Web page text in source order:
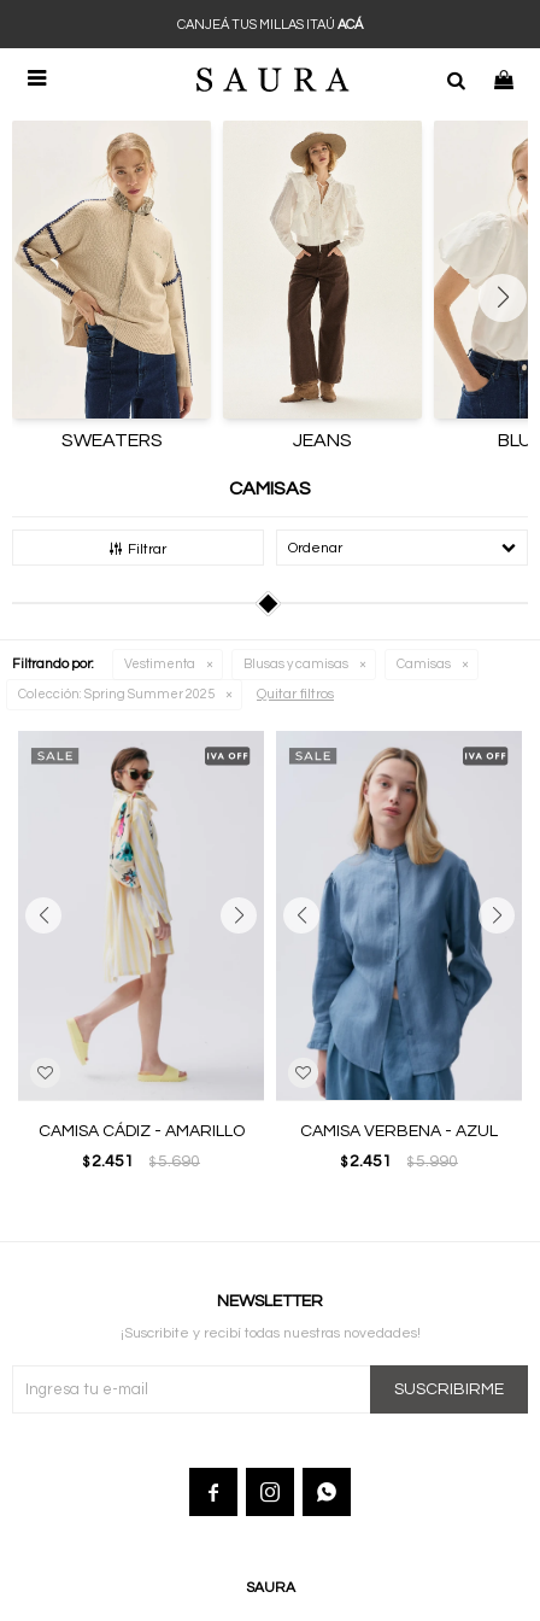

CANJEÁ TUS MILLAS ITAÚ ACÁ
SWEATERS JEANS
CAMISAS
Filtrar Recomendados
Filtrando por: Vestimenta Blusas y camisas Camisas
Colección: Spring Summer 2025 Quitar filtros
CAMISA CÁDIZ - AMARILLO
$ 2.451 $5.690
CAMISA VERBENA - AZUL
$ 2.451 $5.990
SAURA
NEWSLETTER
¡Suscribite y recibí todas nuestras novedades!
SUSCRIBIRME
  